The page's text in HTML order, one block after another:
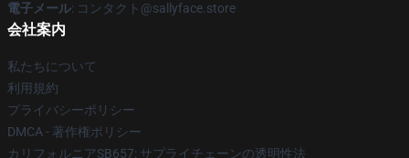
電子メール: コンタクト@sallyface.store
会社案内
私たちについて
利用規約
プライバシーポリシー
DMCA - 著作権ポリシー
カリフォルニアSB657: サプライチェーンの透明性法